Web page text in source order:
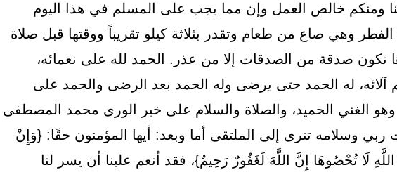
ومنكم خالص العمل وإن مما يجب على المسلم في هذا اليوم
الفطر وهي صاع من طعام وتقدر بثلاثة كيلو تقريباً ووقتها قبل صلاة
تكون صدقة من الصدقات إلا من عذر. الحمد لله على نعمائه،
له الحمد حتى يرضى وله الحمد بعد الرضى والحمد على
وهو الغني الحميد، والصلاة والسلام على خير الورى محمد المصطفى
ربي وسلامه تترى إلى الملتقى أما وبعد: أيها المؤمنون حقًا: {وَإِنْ
لَا تُحْصُوهَا إِنَّ اللَّهَ لَغَفُورٌ رَحِيمٌ}، فقد أنعم علينا أن يسر لنا